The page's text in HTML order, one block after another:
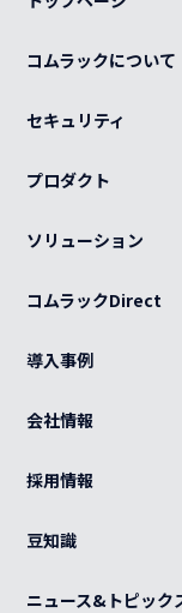
コムラックについて
セキュリティ
プロダクト
キャビネット、部材
分電盤
特注品
OEM
ソリューション
キッティング
熱対策
カスタマイズ
感染症対策
コムラックDirect
カート
ご利用ガイド
導入事例
会社情報
採用情報
豆知識
ニュース&トピック